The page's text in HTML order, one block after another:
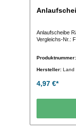
Anlaufscheibe
Vergleichs-Nr.:
Produktnummer:
Hersteller: Land
4,97 €*